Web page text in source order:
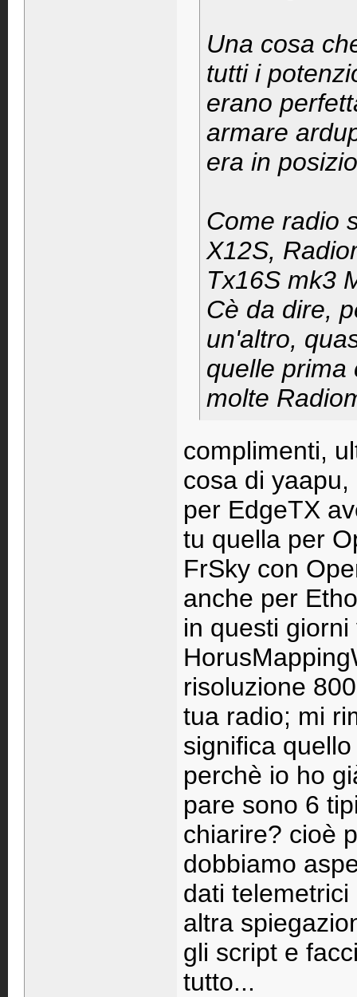
Una cosa
tutti i
erano
armare
era in
Come radio
X12S,
Tx16S mk3
Cè da dire,
un'altro,
quelle prima
molte
complimenti,
cosa di
per EdgeTX
tu quella per
FrSky con
anche per
in questi
risoluzione
tua radio; mi
significa
perchè io ho
pare sono 6
chiarire? cioè
dobbiamo
dati
altra
gli script e
tutto...